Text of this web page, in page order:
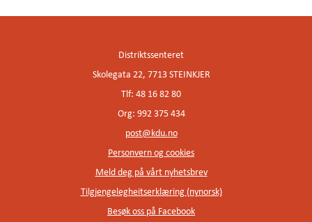
Distriktssenteret
Skolegata 22, 7713 STEINKJER
Tlf: 48 16 82 80
Org: 992 375 434
post@kdu.no
Personvern og cookies
Meld deg på vårt nyhetsbrev
Tilgjengelegheitserklæring (nynorsk)
Besøk oss på Facebook